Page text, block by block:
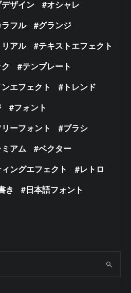
ザイン
オシャレ
フル
グランジ
アル
テキストエフェクト
テンプレート
エフェクト
トレンド
フォント
ーフォント
ブラシ
アム
ベクター
ングエフェクト
レトロ
き
日本語フォント